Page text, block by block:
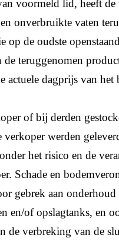
voormeld lid, heeft de
onverbruikte vaten
op de oudste
de teruggenomen
actuele dagprijs van het
of bij derden
verkoper werden
het risico en de
Schade en
gebrek aan
en/of opslagtanks, en
de verbreking van de